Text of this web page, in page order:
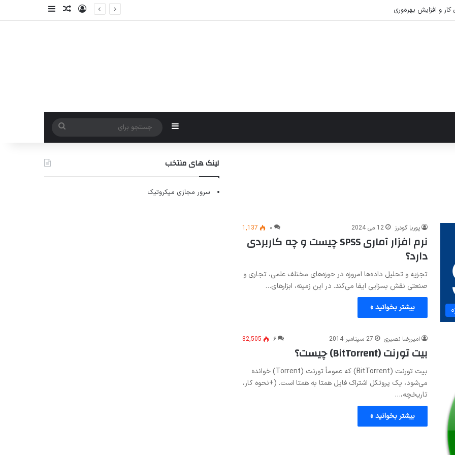
ورودنوشته تصادفی
سایدبار
سایدبار
جستجو
برای
پوریا گودرز 12 می 2024 ۰ 1,137
نرم افزار آماری SPSS چیست و چه کاربردی
دارد؟
تجزیه و تحلیل داده‌ها امروزه در حوزه‌های مختلف علمی، تجاری و
صنعتی نقش بسزایی ایفا می‌کند. در این زمینه، ابزارهای…
بیشتر بخوانید »
امیررضا نصیری 27 سپتامبر 2014 ۶ 82,505
بیت تورنت (BitTorrent) چیست؟
بیت تورنت (BitTorrent) که عموماً تورنت (Torrent) خوانده
می‌شود، یک پروتکل اشتراک فایل همتا به همتا است. (+نحوه کار،
تاریخچه،…
بیشتر بخوانید »
لینک های منتخب
سرور مجازی میکروتیک